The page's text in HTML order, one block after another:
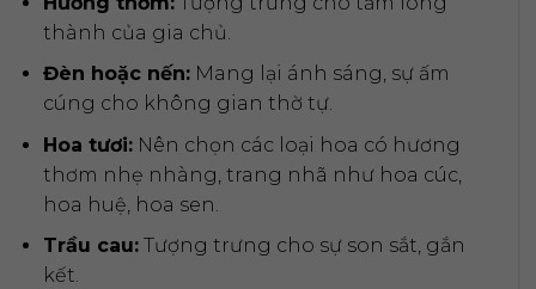
thành của gia chủ.
Đèn hoặc nến:Mang lại ánh sáng, sự ấm
cúng cho không gian thờ tự.
Hoa tươi:Nên chọn các loại hoa có hương
thơm nhẹ nhàng, trang nhã như hoa cúc,
hoa huệ, hoa sen.
Trầu cau:Tượng trưng cho sự son sắt, gắn
kết.